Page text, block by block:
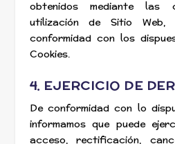
obtenidos mediante las
utilización de Sitio
conformidad con los
Cookies.
4. EJERCICIO DE
De conformidad con lo
informamos que puede
acceso, rectificación,